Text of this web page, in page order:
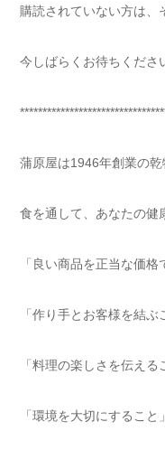
購読されていない方は、
今しばらくお待ちくださ
蒲原屋は1946年創業の乾
食を通して、あなたの健
「良い商品を正当な価格
「作り手とお客様を結ぶ
「料理の楽しさを伝える
「環境を大切にすること」